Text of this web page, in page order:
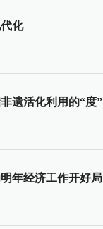
化
遗活化利用的“度”
年经济工作开好局